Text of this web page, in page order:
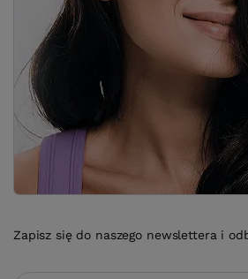
Zapisz się do naszego newslettera i